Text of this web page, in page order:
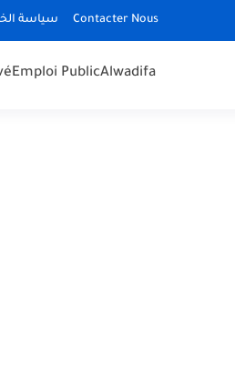
سياسة Contacter Nous
Emploi PublicAlwadifa